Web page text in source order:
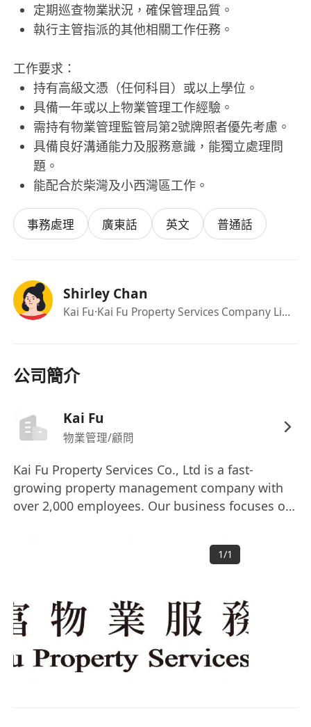
定期巡查物業狀況，確保管理品質。
執行主管指派的其他相關工作任務。
工作要求：
持有高級文憑（任何科目）或以上學位。
具備一年或以上物業管理工作經驗。
需持有物業管理監管局第2號牌照者優先考慮。
具備良好溝通能力及服務意識，能獨立處理問
題。
能配合於柴灣及小西灣區工作。
事務處理 廣東話 英文 普通話
Shirley Chan
Kai Fu·Kai Fu Property Services Company Limited
公司簡介
Kai Fu
物業管理/顧問
Kai Fu Property Services Co., Ltd is a fast-
growing property management company with
over 2,000 employees. Our business focuses on
value our employees as an important asset and
are committed to providing them with an
promising growth opportunities. To cope with
our rapid development, we established a strong
team in Estate Management, Building
Maintenance and Customer Service and now we
are looking for talent to join our team. Let's start
1/1